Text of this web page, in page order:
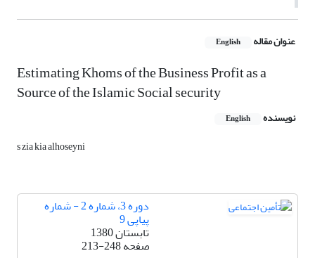
عنوان مقاله English
Estimating Khoms of the Business Profit as a
Source of the Islamic Social security
نویسنده English
s zia kia alhoseyni
دوره 3، شماره 2 - شماره
پیاپی 9
تابستان 1380
صفحه213-248